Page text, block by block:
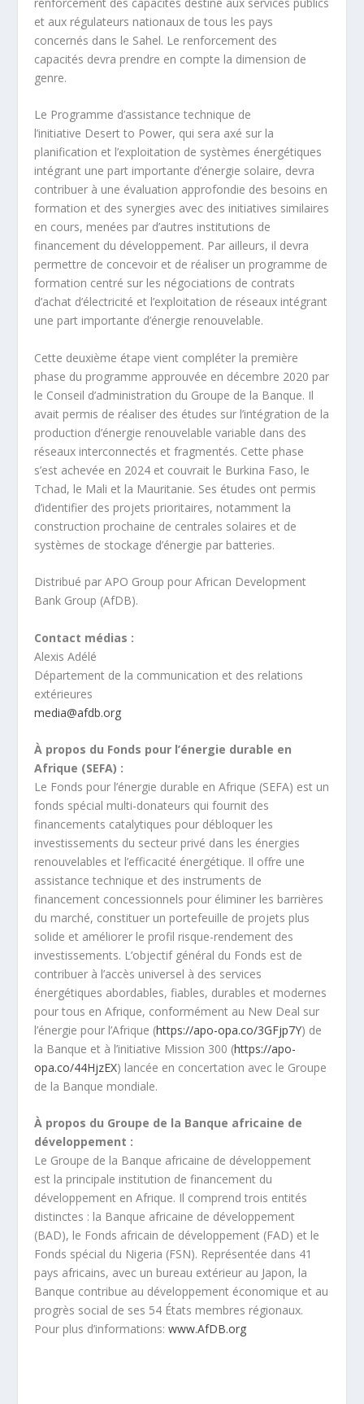
et aux régulateurs nationaux de tous les pays
concernés dans le Sahel. Le renforcement des
capacités devra prendre en compte la dimension de
genre.
Le Programme d’assistance technique de
l’initiative Desert to Power, qui sera axé sur la
planification et l’exploitation de systèmes énergétiques
intégrant une part importante d’énergie solaire, devra
contribuer à une évaluation approfondie des besoins en
formation et des synergies avec des initiatives similaires
en cours, menées par d’autres institutions de
financement du développement. Par ailleurs, il devra
permettre de concevoir et de réaliser un programme de
formation centré sur les négociations de contrats
d’achat d’électricité et l’exploitation de réseaux intégrant
une part importante d’énergie renouvelable.
Cette deuxième étape vient compléter la première
phase du programme approuvée en décembre 2020 par
le Conseil d’administration du Groupe de la Banque. Il
avait permis de réaliser des études sur l’intégration de la
production d’énergie renouvelable variable dans des
réseaux interconnectés et fragmentés. Cette phase
s’est achevée en 2024 et couvrait le Burkina Faso, le
Tchad, le Mali et la Mauritanie. Ses études ont permis
d’identifier des projets prioritaires, notamment la
construction prochaine de centrales solaires et de
systèmes de stockage d’énergie par batteries.
Distribué par APO Group pour African Development
Bank Group (AfDB).
Contact médias :
Alexis Adélé
Département de la communication et des relations
extérieures
media@afdb.org
À propos du Fonds pour l’énergie durable en
Afrique (SEFA) :
Le Fonds pour l’énergie durable en Afrique (SEFA) est un
fonds spécial multi-donateurs qui fournit des
financements catalytiques pour débloquer les
investissements du secteur privé dans les énergies
renouvelables et l’efficacité énergétique. Il offre une
assistance technique et des instruments de
financement concessionnels pour éliminer les barrières
du marché, constituer un portefeuille de projets plus
solide et améliorer le profil risque-rendement des
investissements. L’objectif général du Fonds est de
contribuer à l’accès universel à des services
énergétiques abordables, fiables, durables et modernes
pour tous en Afrique, conformément au New Deal sur
l’énergie pour l’Afrique (https://apo-opa.co/3GFjp7Y) de
la Banque et à l’initiative Mission 300 (https://apo-
opa.co/44HjzEX) lancée en concertation avec le Groupe
de la Banque mondiale.
À propos du Groupe de la Banque africaine de
développement :
Le Groupe de la Banque africaine de développement
est la principale institution de financement du
développement en Afrique. Il comprend trois entités
distinctes : la Banque africaine de développement
(BAD), le Fonds africain de développement (FAD) et le
Fonds spécial du Nigeria (FSN). Représentée dans 41
pays africains, avec un bureau extérieur au Japon, la
Banque contribue au développement économique et au
progrès social de ses 54 États membres régionaux.
Pour plus d’informations:www.AfDB.org